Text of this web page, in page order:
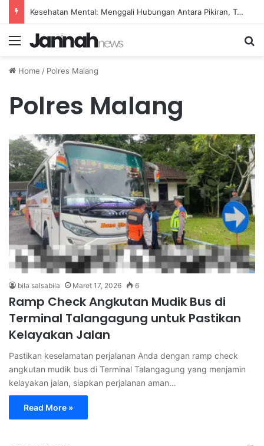
Kesehatan Mental: Menggali Hubungan Antara Pikiran, Tubuh, dan Emosi secara Mendalam
Menu
Home / Polres Malang
Polres Malang
bila salsabila Maret 17, 2026 6
Ramp Check Angkutan Mudik Bus di
Terminal Talangagung untuk Pastikan
Kelayakan Jalan
Pastikan keselamatan perjalanan Anda dengan ramp check
angkutan mudik bus di Terminal Talangagung yang menjamin
kelayakan jalan, siapkan perjalanan aman…
Read More »